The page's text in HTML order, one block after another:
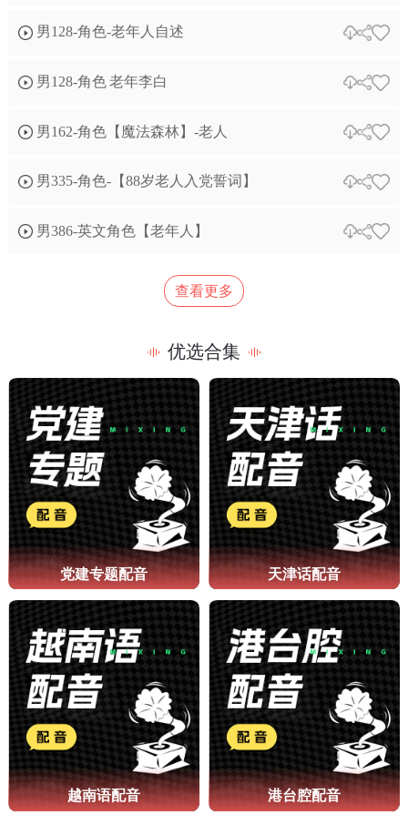
男128-角色-老年人自述
男128-角色 老年李白
男162-角色【魔法森林】-老人
男335-角色-【88岁老人入党誓词】
男386-英文角色【老年人】
查看更多
优选合集
党建专题配音
越南语配音
天津话配音
港台腔配音